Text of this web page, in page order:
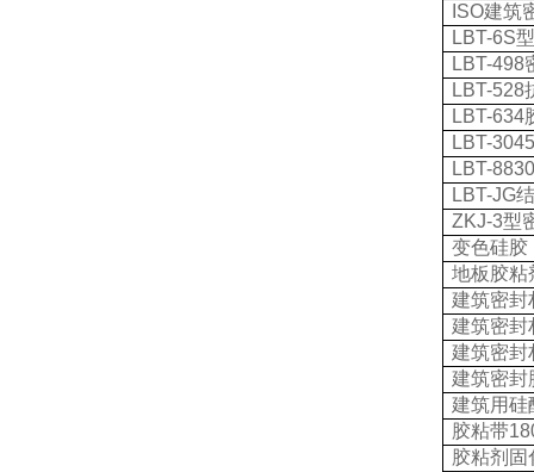
ISO建筑
LBT-6S
LBT-498
LBT-528
LBT-634
LBT-
LBT-
LBT-JG
ZKJ-3型
变色硅胶
地板胶粘
建筑密封
建筑密封
建筑密封
建筑密封
建筑用硅
胶粘带
胶粘剂